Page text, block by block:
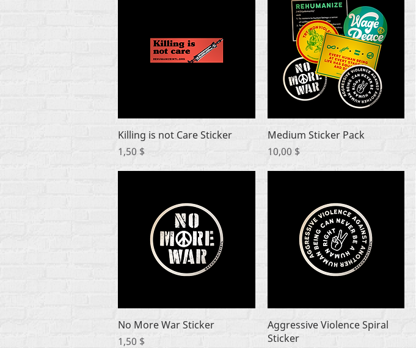
Быстрый просмотр
Killing is not Care Sticker
Цена
1,50 $
Быстрый просмотр
Medium Sticker Pack
Цена
10,00 $
Быстрый просмотр
No More War Sticker
Цена
1,50 $
Быстрый просмотр
Aggressive Violence Spiral
Sticker